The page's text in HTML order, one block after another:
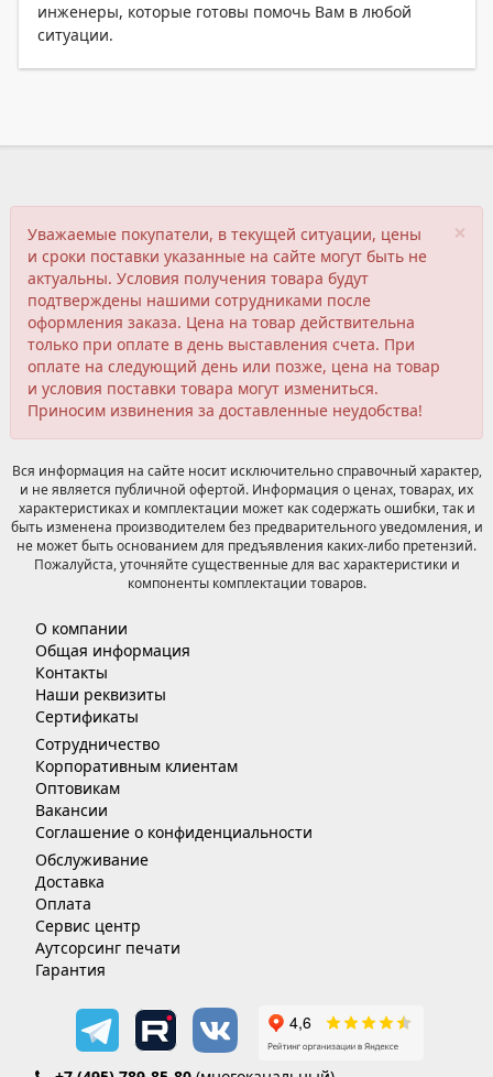
инженеры, которые готовы помочь Вам в любой
ситуации.
×
Уважаемые покупатели, в текущей ситуации, цены
и сроки поставки указанные на сайте могут быть не
актуальны. Условия получения товара будут
подтверждены нашими сотрудниками после
оформления заказа. Цена на товар действительна
только при оплате в день выставления счета. При
оплате на следующий день или позже, цена на товар
и условия поставки товара могут измениться.
Приносим извинения за доставленные неудобства!
Вся информация на сайте носит исключительно справочный характер,
и не является публичной офертой. Информация о ценах, товарах, их
характеристиках и комплектации может как содержать ошибки, так и
быть изменена производителем без предварительного уведомления, и
не может быть основанием для предъявления каких-либо претензий.
Пожалуйста, уточняйте существенные для вас характеристики и
компоненты комплектации товаров.
О компании
Общая информация
Контакты
Наши реквизиты
Сертификаты
Сотрудничество
Корпоративным клиентам
Оптовикам
Вакансии
Соглашение о конфиденциальности
Обслуживание
Доставка
Оплата
Сервис центр
Аутсорсинг печати
Гарантия